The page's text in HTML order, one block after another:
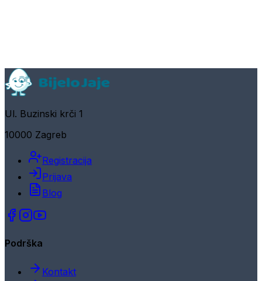
Ul. Buzinski krči 1
10000 Zagreb
Registracija
Prijava
Blog
Podrška
Kontakt